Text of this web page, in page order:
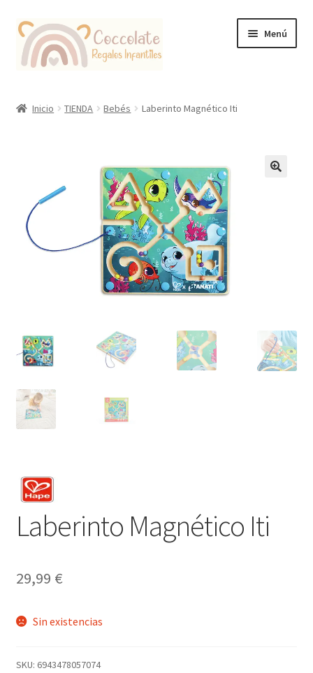
Ir
la
Ir
contenido
Menú
Inicio TIENDA Bebés Laberinto Magnético Iti
Laberinto Magnético Iti
29,99 €
Sin existencias
SKU: 6943478057074